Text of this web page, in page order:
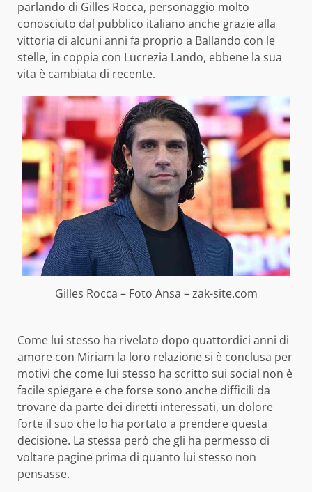
parlando di Gilles Rocca, personaggio molto
conosciuto dal pubblico italiano anche grazie alla
vittoria di alcuni anni fa proprio a Ballando con le
stelle, in coppia con Lucrezia Lando, ebbene la sua
vita è cambiata di recente.
Gilles Rocca – Foto Ansa – zak-site.com
Come lui stesso ha rivelato dopo quattordici anni di
amore con Miriam la loro relazione si è conclusa per
motivi che come lui stesso ha scritto sui social non è
facile spiegare e che forse sono anche difficili da
trovare da parte dei diretti interessati, un dolore
forte il suo che lo ha portato a prendere questa
decisione. La stessa però che gli ha permesso di
voltare pagine prima di quanto lui stesso non
pensasse.